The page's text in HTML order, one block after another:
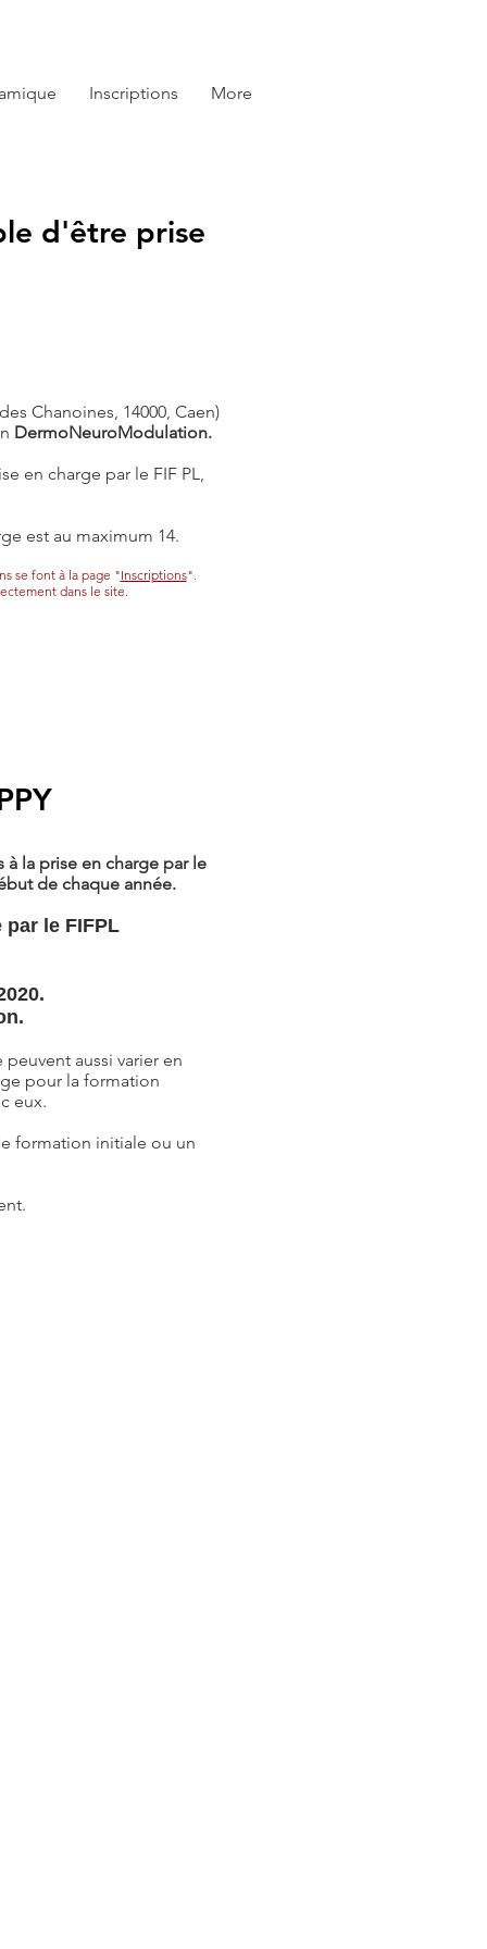
Inscriptions More
d'être prise
Chanoines, 14000, Caen)
DermoNeuroModulation.
en charge par le FIF PL,
est au maximum 14.
se font à la page "Inscriptions".
dans le site.
à la prise en charge par le
de chaque année.
le FIFPL
aussi varier en
pour la formation
eux.
formation initiale ou un